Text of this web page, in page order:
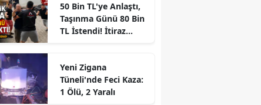
50 Bin TL'ye Anlaştı,
Taşınma Günü 80 Bin
TL İstendi! İtiraz
Yeni Zigana
Tüneli'nde Feci Kaza:
1 Ölü, 2 Yaralı